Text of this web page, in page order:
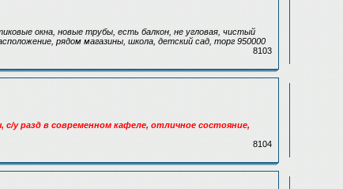
окна, новые трубы, есть балкон, не угловая, чистый
рядом магазины, школа, детский сад, торг 950000
8103
с/у разд в современном кафеле, отличное состояние,
8104